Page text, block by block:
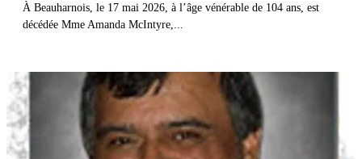
À Beauharnois, le 17 mai 2026, à l’âge vénérable de 104 ans, est
décédée Mme Amanda McIntyre,...